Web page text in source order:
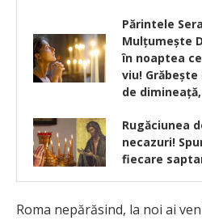
Părintele
Mulțumește
în noaptea
viu!
de
Rugăciunea
necazuri!
fiecare
Roma nepărăsind, la noi ai